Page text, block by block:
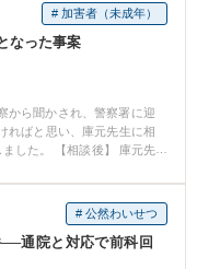
じられ、弁護士にご相談い
たところ、会社内で人間
、トラブルの相手方の主張
会社が十分な調査をしない
ことでした。 【ベリーベ
、勤務先からの自宅待機命
した。 そこで、どのような
せを重ねて検討した結果、
であったこと、Aさんの技
復職するよりも有利な条件
視野に入れるという方針を
証明を送り、自宅待機命令
に復帰させた上で減額分の
# 加害者（未成年）
なった事案
から聞かされ、警察署に迎
ればと思い、庫元先生に相
した。 【相談後】 庫元先
たことと向き合いました。
に残っていたように、日常
ためにも、母や庫元先生と
した。 被害者の方は再度
接的に伝えるに留まりまし
# 公然わいせつ
通院と対応で前科回